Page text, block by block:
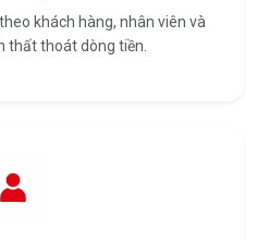
khách hàng, nhân viên và
thất thoát dòng tiền.